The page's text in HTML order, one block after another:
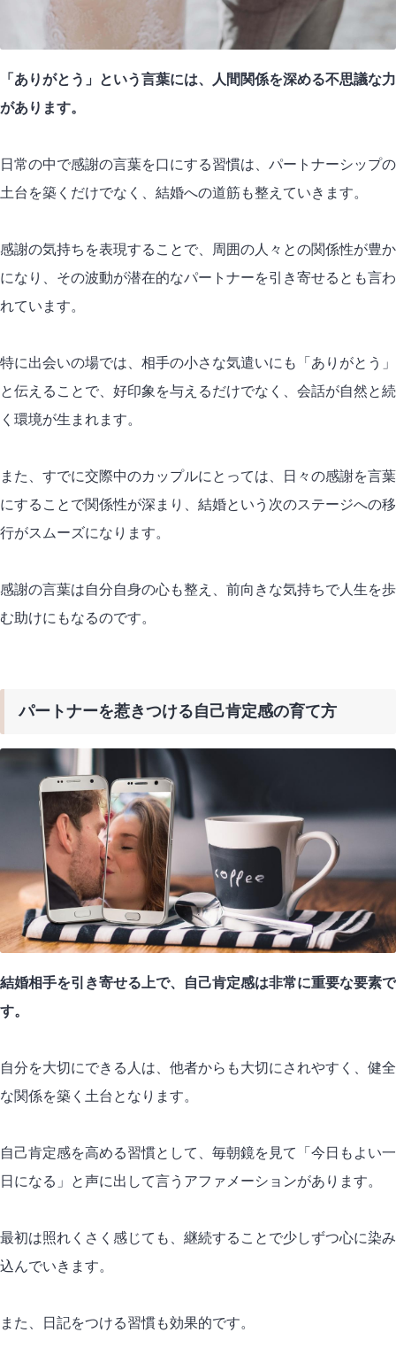
「ありがとう」という言葉には、人間関係を深める不思議な力
があります。
日常の中で感謝の言葉を口にする習慣は、 パートナーシップの
土台を築くだけでなく、結婚への道筋も整えていきます。
感謝の気持ちを表現することで、周囲の人々との関係性が豊か
になり、その波動が潜在的なパートナーを引き寄せるとも言わ
れています。
特に出会いの場では、相手の小さな気遣いにも「ありがとう」
と伝えることで、好印象を与えるだけでなく、会話が自然と続
く環境が生まれます。
また、すでに交際中のカップルにとっては、日々の感謝を言葉
にすることで関係性が深まり、結婚という次のステージへの移
行がスムーズになります。
感謝の言葉は自分自身の心も整え、前向きな気持ちで人生を歩
む助けにもなるのです。
パートナーを惹きつける自己肯定感の育て方
結婚相手を引き寄せる上で、自己肯定感は非常に重要な要素で
す。
自分を大切にできる人は、他者からも大切にされやすく、健全
な関係を築く土台となります。
自己肯定感を高める習慣として、毎朝鏡を見て「今日もよい一
日になる」と声に出して言うアファメーションがあります。
最初は照れくさく感じても、継続することで少しずつ心に染み
込んでいきます。
また、日記をつける習慣も効果的です。